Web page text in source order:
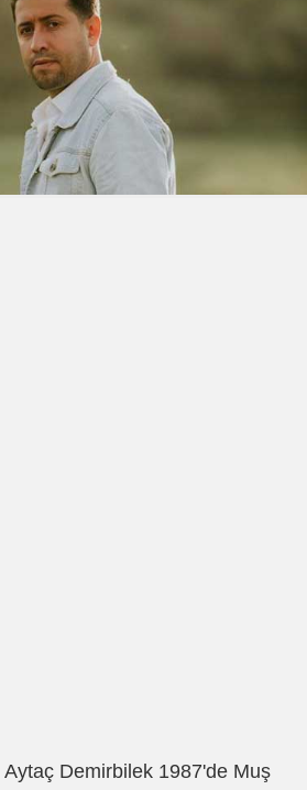
Demirbilek 1987'de Muş